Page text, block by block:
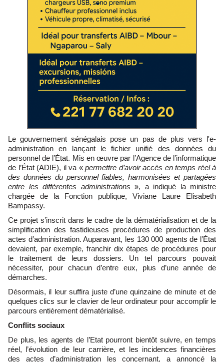
Le gouvernement sénégalais pose un pas de plus vers l'e-
administration en lançant le fichier unifié des données du
personnel de l’État. Mis en œuvre par l’Agence de l’informatique
de l’État (ADIE), il va « permettre d’avoir accès en temps réel à
des données du personnel fiables, harmonisées et partagées
entre les différentes administrations », a indiqué la ministre
chargée de la Fonction publique, Viviane Laure Elisabeth
Bampassy.
Ce projet s’inscrit dans le cadre de la dématérialisation et de la
simplification des fastidieuses procédures de production des
actes d’administration. Auparavant, les 130 000 agents de l’État
devaient, par exemple, franchir dix étapes de procédures pour
le traitement de leurs dossiers. Un tel parcours pouvait
nécessiter, pour chacun d’entre eux, plus d’une année de
démarches.
Désormais, il leur suffira juste d’une quinzaine de minute et de
quelques clics sur le clavier de leur ordinateur pour accomplir le
parcours entièrement dématérialisé.
Conflits sociaux
De plus, les agents de l’Etat pourront bientôt suivre, en temps
réel, l’évolution de leur carrière, et les incidences financières
des actes d’administration les concernant, a annoncé la